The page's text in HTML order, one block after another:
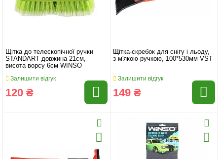
Щітка до телескопічної ручки
STANDART довжина 21см,
висота ворсу 6см WINSO
Залишити відгук
120 ₴
Щітка-скребок для снігу і льоду,
з м'якою ручкою, 100*530мм VST
Залишити відгук
149 ₴